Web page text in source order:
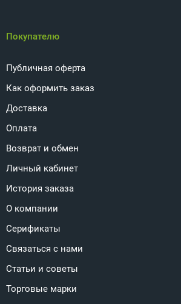
Покупателю
Публичная оферта
Как оформить заказ
Доставка
Оплата
Возврат и обмен
Личный кабинет
История заказа
О компании
Серификаты
Связаться с нами
Статьи и советы
Торговые марки